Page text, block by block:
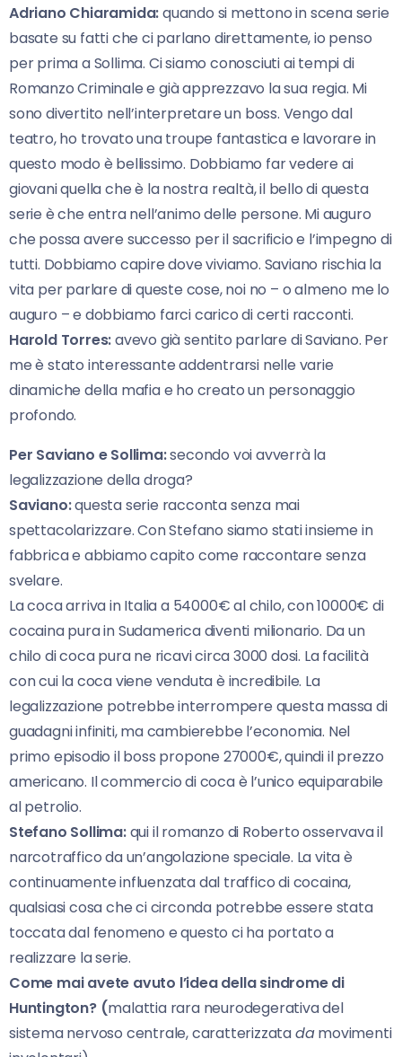
Adriano Chiaramida:quando si mettono in scena serie
basate su fatti che ci parlano direttamente, io penso
per prima a Sollima. Ci siamo conosciuti ai tempi di
Romanzo Criminale e già apprezzavo la sua regia. Mi
sono divertito nell’interpretare un boss. Vengo dal
teatro, ho trovato una troupe fantastica e lavorare in
questo modo è bellissimo. Dobbiamo far vedere ai
giovani quella che è la nostra realtà, il bello di questa
serie è che entra nell’animo delle persone. Mi auguro
che possa avere successo per il sacrificio e l’impegno di
tutti. Dobbiamo capire dove viviamo. Saviano rischia la
vita per parlare di queste cose, noi no – o almeno me lo
auguro – e dobbiamo farci carico di certi racconti.
Harold Torres:avevo già sentito parlare di Saviano. Per
me è stato interessante addentrarsi nelle varie
dinamiche della mafia e ho creato un personaggio
profondo.
Per Saviano e Sollima:secondo voi avverrà la
legalizzazione della droga?
Saviano:questa serie racconta senza mai
spettacolarizzare. Con Stefano siamo stati insieme in
fabbrica e abbiamo capito come raccontare senza
svelare.
La coca arriva in Italia a 54000€ al chilo, con 10000€ di
cocaina pura in Sudamerica diventi milionario. Da un
chilo di coca pura ne ricavi circa 3000 dosi. La facilità
con cui la coca viene venduta è incredibile. La
legalizzazione potrebbe interrompere questa massa di
guadagni infiniti, ma cambierebbe l’economia. Nel
primo episodio il boss propone 27000€, quindi il prezzo
americano. Il commercio di coca è l’unico equiparabile
al petrolio.
Stefano Sollima:qui il romanzo di Roberto osservava il
narcotraffico da un’angolazione speciale. La vita è
continuamente influenzata dal traffico di cocaina,
qualsiasi cosa che ci circonda potrebbe essere stata
toccata dal fenomeno e questo ci ha portato a
realizzare la serie.
Come mai avete avuto l’idea della sindrome di
Huntington? (malattia rara neurodegerativa del
sistema nervoso centrale, caratterizzatadamovimenti